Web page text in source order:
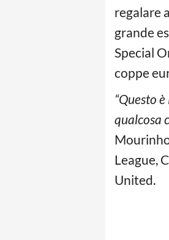
regalare
grande
Special
coppe
“Questo
qualcosa
League,
United.